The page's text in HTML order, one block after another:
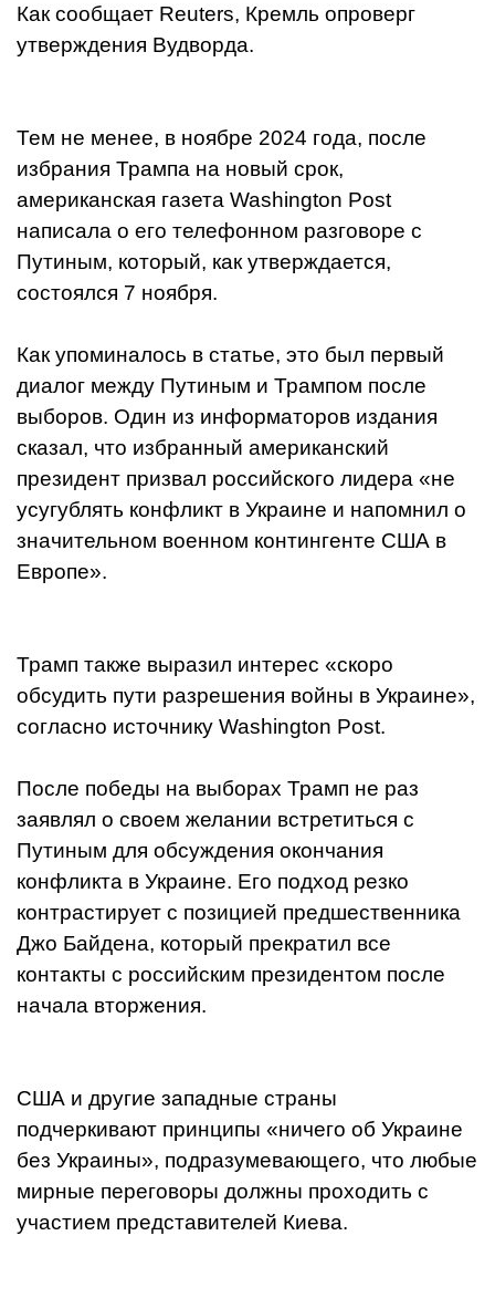
Как сообщает Reuters, Кремль опроверг
утверждения Вудворда.
Тем не менее, в ноябре 2024 года, после
избрания Трампа на новый срок,
американская газета Washington Post
написала о его телефонном разговоре с
Путиным, который, как утверждается,
состоялся 7 ноября.
Как упоминалось в статье, это был первый
диалог между Путиным и Трампом после
выборов. Один из информаторов издания
сказал, что избранный американский
президент призвал российского лидера «не
усугублять конфликт в Украине и напомнил о
значительном военном контингенте США в
Европе».
Трамп также выразил интерес «скоро
обсудить пути разрешения войны в Украине»,
согласно источнику Washington Post.
После победы на выборах Трамп не раз
заявлял о своем желании встретиться с
Путиным для обсуждения окончания
конфликта в Украине. Его подход резко
контрастирует с позицией предшественника
Джо Байдена, который прекратил все
контакты с российским президентом после
начала вторжения.
США и другие западные страны
подчеркивают принципы «ничего об Украине
без Украины», подразумевающего, что любые
мирные переговоры должны проходить с
участием представителей Киева.